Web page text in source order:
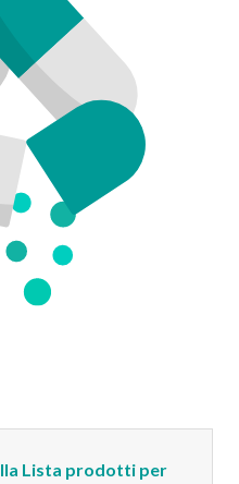
Lista prodotti per